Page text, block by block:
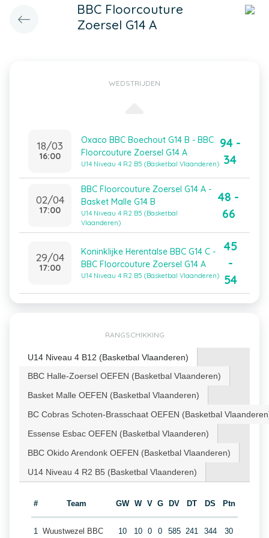
BBC Floorcouture
Zoersel G14 A
WEDSTRIJDEN
18/03
16:00
Oxaco BBC Boechout G14 B - BBC
Floorcouture Zoersel G14 A
U14 Niveau 4 R2 B5 (Basketbal Vlaanderen)
94 -
34
02/04
17:00
BBC Floorcouture Zoersel G14 A -
Basket Malle G14 B
U14 Niveau 4 R2 B5 (Basketbal
Vlaanderen)
48 -
66
29/04
17:00
Koninklijke Herentalse BBC G14 C -
BBC Floorcouture Zoersel G14 A
U14 Niveau 4 R2 B5 (Basketbal Vlaanderen)
45
-
54
RANGSCHIKKING
U14 Niveau 4 B12 (Basketbal Vlaanderen)
BBC Halle-Zoersel OEFEN (Basketbal Vlaanderen)
Basket Malle OEFEN (Basketbal Vlaanderen)
BC Cobras Schoten-Brasschaat OEFEN (Basketbal
Essense Esbac OEFEN (Basketbal Vlaanderen)
BBC Okido Arendonk OEFEN (Basketbal Vlaanderen)
U14 Niveau 4 R2 B5 (Basketbal Vlaanderen)
# Team GW W V G DV DT DS Ptn
1 Wuustwezel BBC 10 10 0 0 585 241 344 30